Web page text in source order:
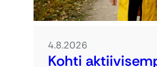
4.8.2026
Kohti